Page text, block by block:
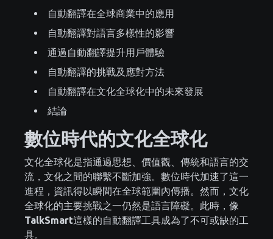
自動翻譯在全球商業中的應用
自動翻譯對語言多樣性的影響
通過自動翻譯提升用戶體驗
自動翻譯的挑戰及應對方法
自動翻譯在文化全球化中的未來發展
結論
數位時代的文化全球化
文化全球化是指通過思想、價值觀、傳統和語言的交
流，文化之間的聯繫不斷加強。數位時代加速了這一
進程，資訊得以瞬間在全球範圍內傳播。然而，文化
全球化的主要挑戰之一仍然是語言障礙。此時，像
TalkSmart這樣的自動翻譯工具成為了不可或缺的工
具。